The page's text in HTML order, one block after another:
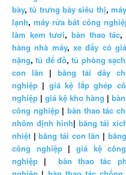
bày,tủ trưng bày siêu thị,
lạnh, máy rửa bát công
làm kem tươi,bàn thao tác
hàng nhà máy, xe đẩy có
nặng,tủ để đồ,tủ phòng sạch
con lăn | băng tải dây
nghiệp | giá kệ lắp ghép
nghiệp |giá kệ kho hàng |
công nghiệp|bàn thao tác
nhôm định hình| băng tải
nhiệt |băng tải con lăn |
công nghiệp|giá kệ
nghiệp |bàn thao tác